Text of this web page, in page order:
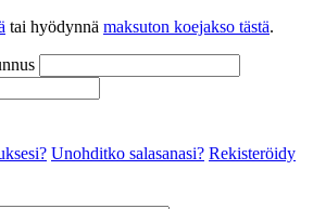
tai hyödynnä maksuton koejakso tästä.
Unohditko salasanasi? Rekisteröidy